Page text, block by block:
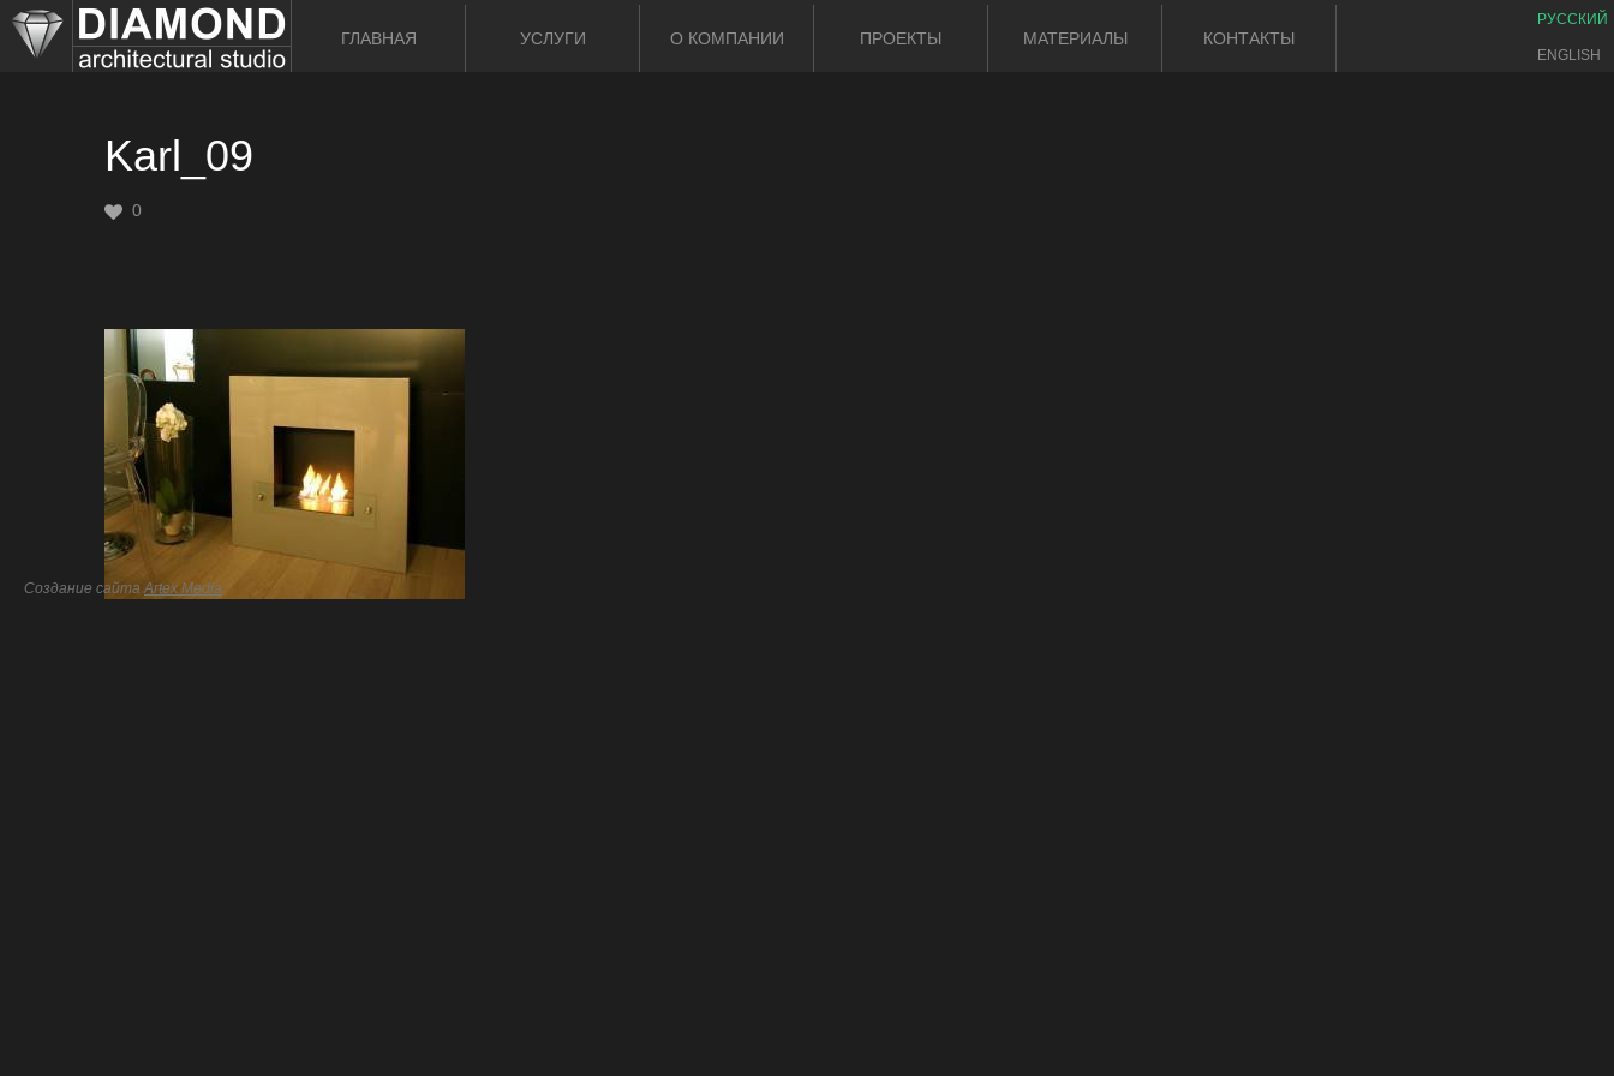
ГЛАВНАЯ УСЛУГИ О КОМПАНИИ ПРОЕКТЫ МАТЕРИАЛЫ КОНТАКТЫ
РУССКИЙ
ENGLISH
Karl_09
0
Создание сайтаArtex Media